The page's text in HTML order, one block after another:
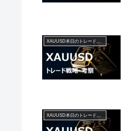
XAUUSD本日のトレード戦略と考察
XAUUSD本日のトレード戦略と考察